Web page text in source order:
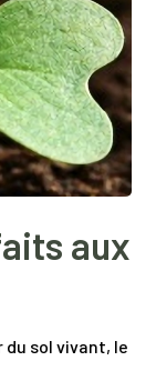
aux
sol vivant, le